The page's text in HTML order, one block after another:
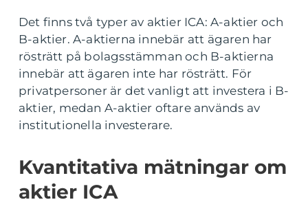
Det finns två typer av aktier ICA: A-aktier och
B-aktier. A-aktierna innebär att ägaren har
rösträtt på bolagsstämman och B-aktierna
innebär att ägaren inte har rösträtt. För
privatpersoner är det vanligt att investera i B-
aktier, medan A-aktier oftare används av
institutionella investerare.
Kvantitativa mätningar om
aktier ICA